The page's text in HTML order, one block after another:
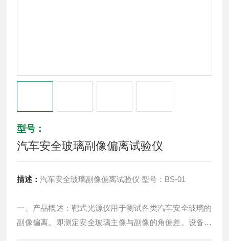
型号：
汽车安全玻璃副像偏离试验仪
描述：汽车安全玻璃副像偏离试验仪 型号：BS-01
一、产品概述：靶式光源仪用于测试各类汽车安全玻璃的
副像偏离。即测定安全玻璃主像与副像的角偏差。设备包